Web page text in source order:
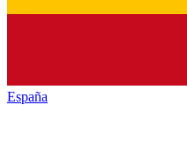
España